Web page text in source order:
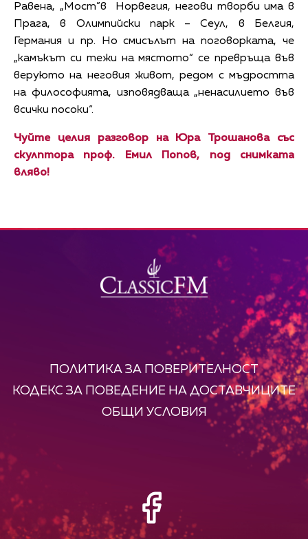
Равена, „Мост”в Норвегия, негови творби има в
Прага, в Олимпийски парк – Сеул, в Белгия,
Германия и пр. Но смисълът на поговорката, че
„камъкът си тежи на мястото“ се превръща във
веруюто на неговия живот, редом с мъдростта
на философията, изповядваща „ненасилието във
всички посоки“.
Чуйте целия разговор на Юра Трошанова със
скулптора проф. Емил Попов, под снимката
вляво!
ПОЛИТИКА ЗА ПОВЕРИТЕЛНОСТ
КОДЕКС ЗА ПОВЕДЕНИЕ НА ДОСТАВЧИЦИТЕ
ОБЩИ УСЛОВИЯ